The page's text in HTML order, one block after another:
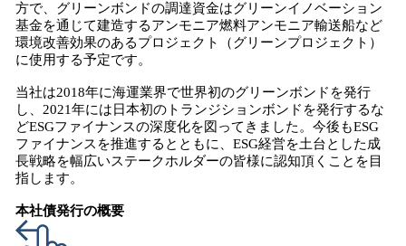
方で、グリーンボンドの調達資金はグリーンイノベーション
基金を通じて建造するアンモニア燃料アンモニア輸送船など
環境改善効果のあるプロジェクト（グリーンプロジェクト）
に使用する予定です。
当社は2018年に海運業界で世界初のグリーンボンドを発行
し、2021年には日本初のトランジションボンドを発行するな
どESGファイナンスの深度化を図ってきました。今後もESG
ファイナンスを推進するとともに、ESG経営を土台とした成
長戦略を幅広いステークホルダーの皆様に認知頂くことを目
指します。
本社債発行の概要